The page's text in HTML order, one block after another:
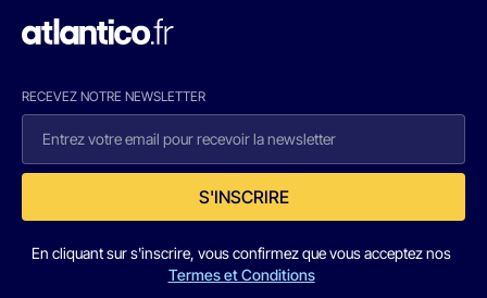
RECEVEZ NOTRE NEWSLETTER
S'INSCRIRE
En cliquant sur s'inscrire, vous confirmez que vous acceptez nos
Termes et Conditions